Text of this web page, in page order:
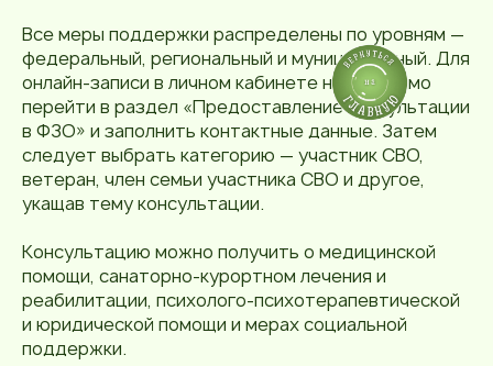
Все меры поддержки распределены по уровням —
федеральный, региональный и муниципальный. Для
онлайн-записи в личном кабинете необходимо
перейти в раздел «Предоставление консультации
в ФЗО» и заполнить контактные данные. Затем
следует выбрать категорию — участник СВО,
ветеран, член семьи участника СВО и другое,
укащав тему консультации.
Консультацию можно получить о медицинской
помощи, санаторно-курортном лечения и
реабилитации, психолого-психотерапевтической
и юридической помощи и мерах социальной
поддержки.